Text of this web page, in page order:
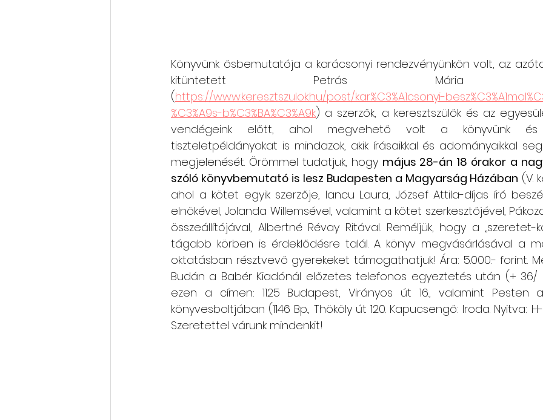
Könyvünk ősbemutatója a karácsonyi rendezvényünkön volt, az
kitüntetett Petrás Mária
(https://www.keresztszulok.hu/post/kar%C3%A1csonyi-
%C3%A9s-b%C3%BA%C3%A9k) a szerzők, a keresztszülők és az
vendégeink előtt, ahol megvehető volt a könyvünk
tiszteletpéldányokat is mindazok, akik írásaikkal és adományaikkal
megjelenését. Örömmel tudatjuk, hogy május 28-án 18 órakor a
szóló könyvbemutató is lesz Budapesten a Magyarság Házában (V.
ahol a kötet egyik szerzője, Iancu Laura, József Attila-díjas író
elnökével, Jolanda Willemsével, valamint a kötet szerkesztőjével,
összeállítójával, Albertné Révay Ritával. Reméljük, hogy a „szeretet-
tágabb körben is érdeklődésre talál. A könyv megvásárlásával a
oktatásban résztvevő gyerekeket támogathatjuk! Ára: 5.000.- forint.
Budán a Babér Kiadónál előzetes telefonos egyeztetés után (+ 36/
ezen a címen: 1125 Budapest, Virányos út 16., valamint Pesten
könyvesboltjában (1146 Bp., Thököly út 120. Kapucsengő: Iroda. Nyitva:
Szeretettel várunk mindenkit!